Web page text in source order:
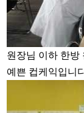
원장님 이하 한방
예쁜 컵케익입니